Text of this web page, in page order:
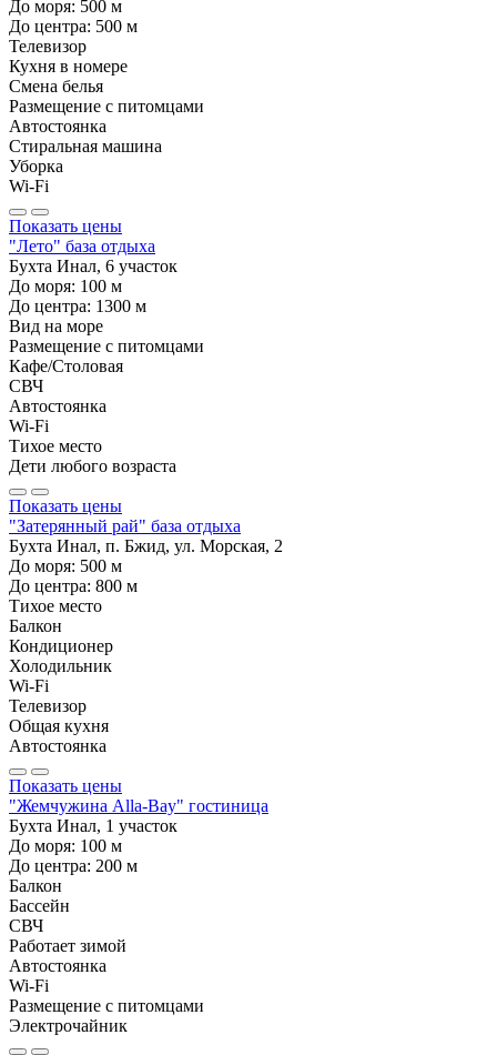
До моря: 500 м
До центра: 500 м
Телевизор
Кухня в номере
Смена белья
Размещение с питомцами
Автостоянка
Стиральная машина
Уборка
Wi-Fi
Показать цены
"Лето" база отдыха
Бухта Инал, 6 участок
До моря: 100 м
До центра: 1300 м
Вид на море
Размещение с питомцами
Кафе/Столовая
СВЧ
Автостоянка
Wi-Fi
Тихое место
Дети любого возраста
Показать цены
"Затерянный рай" база отдыха
Бухта Инал, п. Бжид, ул. Морская, 2
До моря: 500 м
До центра: 800 м
Тихое место
Балкон
Кондиционер
Холодильник
Wi-Fi
Телевизор
Общая кухня
Автостоянка
Показать цены
"Жемчужина Alla-Bay" гостиница
Бухта Инал, 1 участок
До моря: 100 м
До центра: 200 м
Балкон
Бассейн
СВЧ
Работает зимой
Автостоянка
Wi-Fi
Размещение с питомцами
Электрочайник